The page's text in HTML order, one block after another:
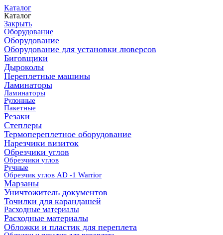
Каталог
Каталог
Закрыть
Оборудование
Оборудование
Оборудование для установки люверсов
Биговщики
Дыроколы
Переплетные машины
Ламинаторы
Ламинаторы
Рулонные
Пакетные
Резаки
Степлеры
Термопереплетное оборудование
Нарезчики визиток
Обрезчики углов
Обрезчики углов
Ручные
Обрезчик углов AD -1 Warrior
Марзаны
Уничтожитель документов
Точилки для карандашей
Расходные материалы
Расходные материалы
Обложки и пластик для переплета